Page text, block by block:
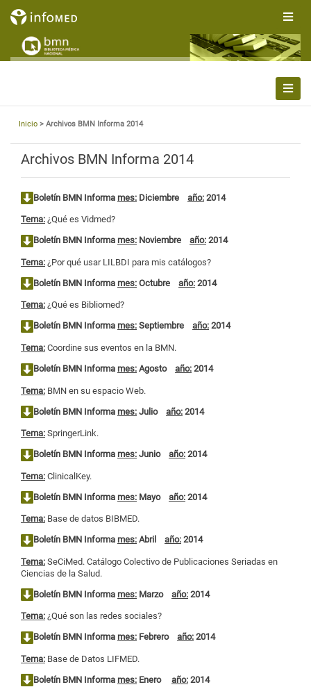
Inicio > Archivos BMN Informa 2014
Archivos BMN Informa 2014
Boletín BMN Informa mes: Diciembre año: 2014
Tema: ¿Qué es Vidmed?
Boletín BMN Informa mes: Noviembre año: 2014
Tema: ¿Por qué usar LILBDI para mis catálogos?
Boletín BMN Informa mes: Octubre año: 2014
Tema: ¿Qué es Bibliomed?
Boletín BMN Informa mes: Septiembre año: 2014
Tema: Coordine sus eventos en la BMN.
Boletín BMN Informa mes: Agosto año: 2014
Tema: BMN en su espacio Web.
Boletín BMN Informa mes: Julio año: 2014
Tema: SpringerLink.
Boletín BMN Informa mes: Junio año: 2014
Tema: ClinicalKey.
Boletín BMN Informa mes: Mayo año: 2014
Tema: Base de datos BIBMED.
Boletín BMN Informa mes: Abril año: 2014
Tema: SeCiMed. Catálogo Colectivo de Publicaciones Seriadas en
Ciencias de la Salud.
Boletín BMN Informa mes: Marzo año: 2014
Tema: ¿Qué son las redes sociales?
Boletín BMN Informa mes: Febrero año: 2014
Tema: Base de Datos LIFMED.
Boletín BMN Informa mes: Enero año: 2014